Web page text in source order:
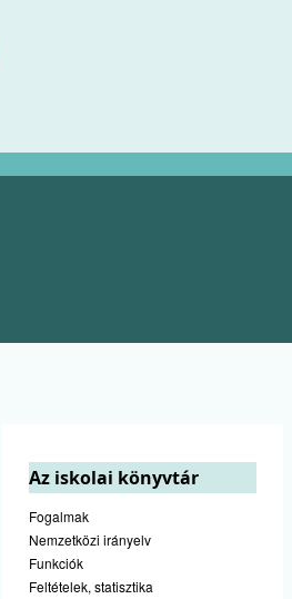
Az iskolai könyvtár
Fogalmak
Nemzetközi irányelv
Funkciók
Feltételek, statisztika